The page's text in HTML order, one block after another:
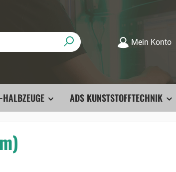
Mein Konto
ADS KUNSTSTOFFTECHNIK